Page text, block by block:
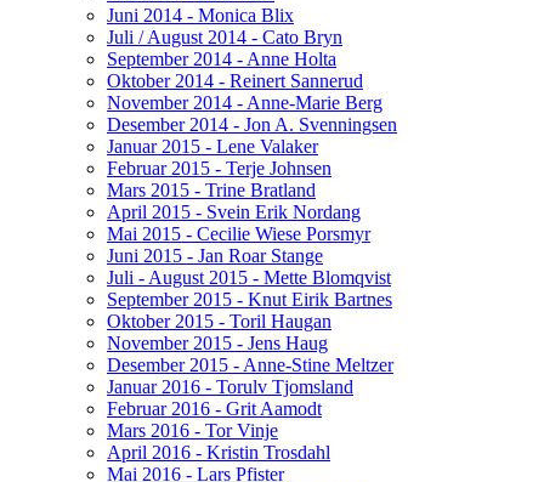
Juni 2014 - Monica Blix
Juli / August 2014 - Cato Bryn
September 2014 - Anne Holta
Oktober 2014 - Reinert Sannerud
November 2014 - Anne-Marie Berg
Desember 2014 - Jon A. Svenningsen
Januar 2015 - Lene Valaker
Februar 2015 - Terje Johnsen
Mars 2015 - Trine Bratland
April 2015 - Svein Erik Nordang
Mai 2015 - Cecilie Wiese Porsmyr
Juni 2015 - Jan Roar Stange
Juli - August 2015 - Mette Blomqvist
September 2015 - Knut Eirik Bartnes
Oktober 2015 - Toril Haugan
November 2015 - Jens Haug
Desember 2015 - Anne-Stine Meltzer
Januar 2016 - Torulv Tjomsland
Februar 2016 - Grit Aamodt
Mars 2016 - Tor Vinje
April 2016 - Kristin Trosdahl
Mai 2016 - Lars Pfister